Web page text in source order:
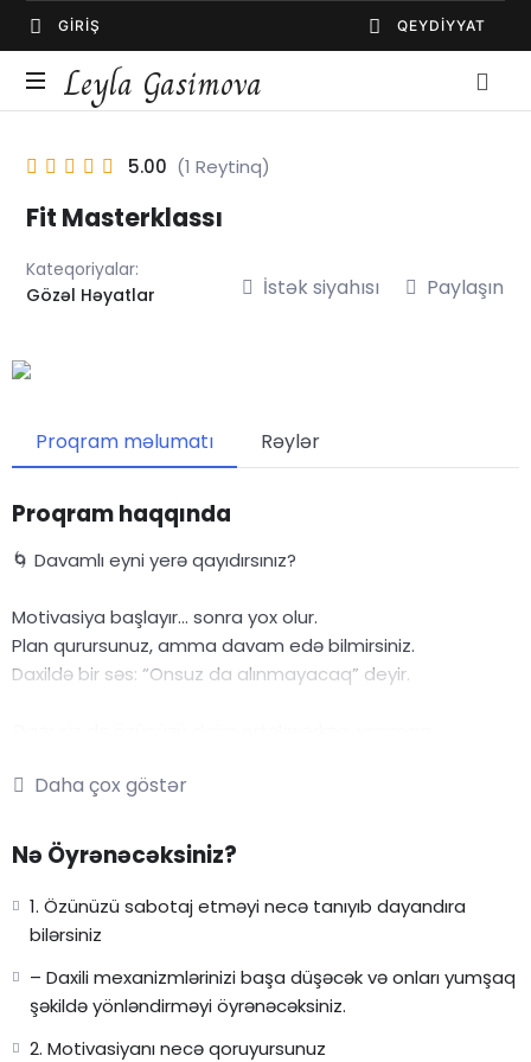
QEYDIYYAT
GIRIŞ
Leyla
Leyla Gasimova
5.00 (1 Reytinq)
Fit Masterklassı
Kateqoriyalar:
Gözəl Həyatlar
İstək siyahısı Paylaşın
Proqram məlumatı Rəylər
Proqram haqqında
🌀 Davamlı eyni yerə qayıdırsınız?
Motivasiya başlayır… sonra yox olur.
Plan qurursunuz, amma davam edə bilmirsiniz.
Daxildə bir səs: “Onsuz da alınmayacaq” deyir.
bu görüş Sizin üçündür.
⸻
🎥 Masterklass Videosu + Psixodinamik PDF
səbəbləri araşdırırıq və onları dəyişməyin psixodinamik
yollarını öyrənirik.
Daha çox göstər
Nə Öyrənəcəksiniz?
1. Özünüzü sabotaj etməyi necə tanıyıb dayandıra
bilərsiniz
– Daxili mexanizmlərinizi başa düşəcək və onları yumşaq
şəkildə yönləndirməyi öyrənəcəksiniz.
2. Motivasiyanı necə qoruyursunuz